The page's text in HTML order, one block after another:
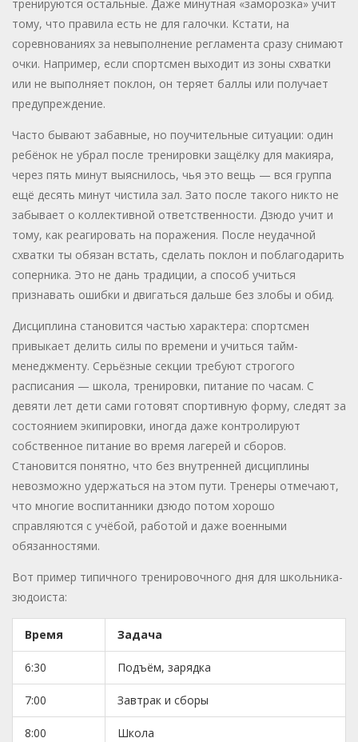
тренируются остальные. Даже минутная «заморозка» учит
тому, что правила есть не для галочки. Кстати, на
соревнованиях за невыполнение регламента сразу снимают
очки. Например, если спортсмен выходит из зоны схватки
или не выполняет поклон, он теряет баллы или получает
предупреждение.
Часто бывают забавные, но поучительные ситуации: один
ребёнок не убрал после тренировки защёлку для макияра,
через пять минут выяснилось, чья это вещь — вся группа
ещё десять минут чистила зал. Зато после такого никто не
забывает о коллективной ответственности. Дзюдо учит и
тому, как реагировать на поражения. После неудачной
схватки ты обязан встать, сделать поклон и поблагодарить
соперника. Это не дань традиции, а способ учиться
признавать ошибки и двигаться дальше без злобы и обид.
Дисциплина становится частью характера: спортсмен
привыкает делить силы по времени и учиться тайм-
менеджменту. Серьёзные секции требуют строгого
расписания — школа, тренировки, питание по часам. С
девяти лет дети сами готовят спортивную форму, следят за
состоянием экипировки, иногда даже контролируют
собственное питание во время лагерей и сборов.
Становится понятно, что без внутренней дисциплины
невозможно удержаться на этом пути. Тренеры отмечают,
что многие воспитанники дзюдо потом хорошо
справляются с учёбой, работой и даже военными
обязанностями.
Вот пример типичного тренировочного дня для школьника-
зюдоиста:
Время Задача
6:30 Подъём, зарядка
7:00 Завтрак и сборы
8:00 Школа